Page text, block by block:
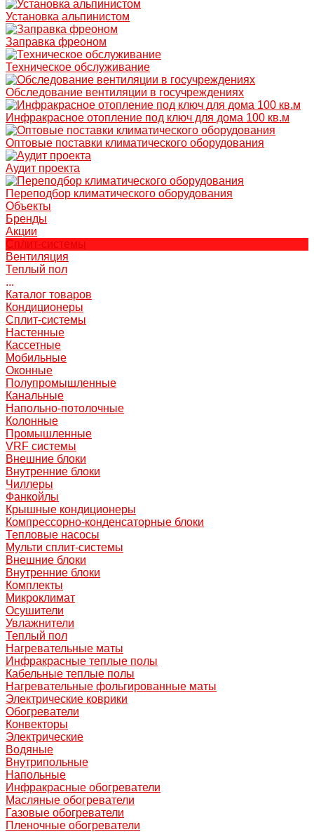
Установка альпинистом
Заправка фреоном
Техническое обслуживание
Обследование вентиляции в госучреждениях
Инфракрасное отопление под ключ для дома 100 кв.м
Оптовые поставки климатического оборудования
Аудит проекта
Переподбор климатического оборудования
Объекты
Бренды
Акции
Сплит-системы
Вентиляция
Теплый пол
...
Каталог товаров
Кондиционеры
Сплит-системы
Настенные
Кассетные
Мобильные
Оконные
Полупромышленные
Канальные
Напольно-потолочные
Колонные
Промышленные
VRF системы
Внешние блоки
Внутренние блоки
Чиллеры
Фанкойлы
Крышные кондиционеры
Компрессорно-конденсаторные блоки
Тепловые насосы
Мульти сплит-системы
Внешние блоки
Внутренние блоки
Комплекты
Микроклимат
Осушители
Увлажнители
Теплый пол
Нагревательные маты
Инфракрасные теплые полы
Кабельные теплые полы
Нагревательные фольгированные маты
Электрические коврики
Обогреватели
Конвекторы
Электрические
Водяные
Внутрипольные
Напольные
Инфракрасные обогреватели
Масляные обогреватели
Газовые обогреватели
Пленочные обогреватели